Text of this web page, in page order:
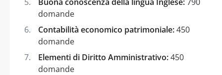
domande
Contabilità economico patrimoniale:450
domande
Elementi di Diritto Amministrativo:450
domande